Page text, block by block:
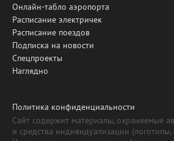
Онлайн-табло аэропорта
Расписание электричек
Расписание поездов
Подписка на новости
Спецпроекты
Наглядно
Политика конфиденциальности
Сайт содержит материалы, охраняемые
и средства индивидуализации